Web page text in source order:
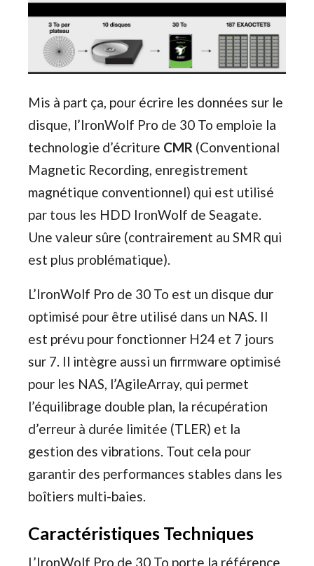
Mis à part ça, pour écrire les données sur le
disque, l’IronWolf Pro de 30 To emploie la
technologie d’écriture CMR (Conventional
Magnetic Recording, enregistrement
magnétique conventionnel) qui est utilisé
par tous les HDD IronWolf de Seagate.
Une valeur sûre (contrairement au SMR qui
est plus problématique).
L’IronWolf Pro de 30 To est un disque dur
optimisé pour être utilisé dans un NAS. Il
est prévu pour fonctionner H24 et 7 jours
sur 7. Il intègre aussi un firrmware optimisé
pour les NAS, l’AgileArray, qui permet
l’équilibrage double plan, la récupération
d’erreur à durée limitée (TLER) et la
gestion des vibrations. Tout cela pour
garantir des performances stables dans les
boîtiers multi-baies.
Caractéristiques Techniques
L’IronWolf Pro de 30 To porte la référence